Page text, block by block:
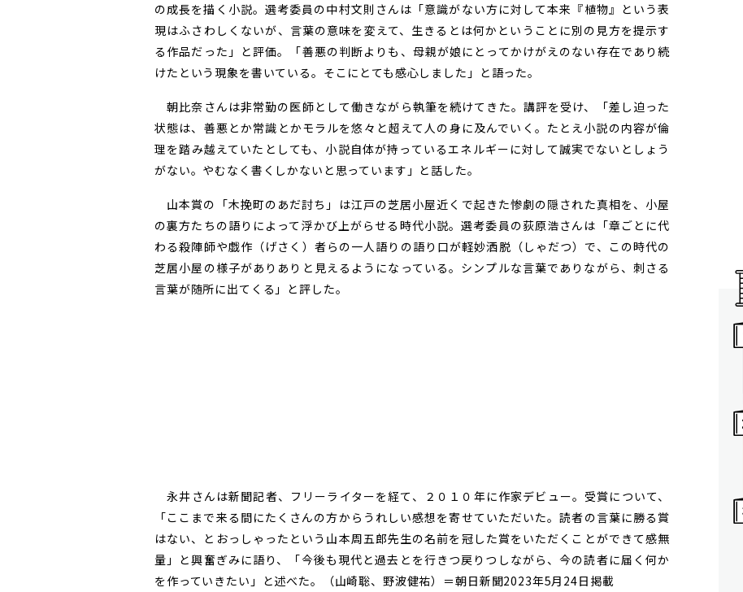
の成長を描く小説。選考委員の中村文則さんは「意識がない方に対して本来『植物』という表
現はふさわしくないが、言葉の意味を変えて、生きるとは何かということに別の見方を提示す
る作品だった」と評価。「善悪の判断よりも、母親が娘にとってかけがえのない存在であり続
けたという現象を書いている。そこにとても感心しました」と語った。
朝比奈さんは非常勤の医師として働きながら執筆を続けてきた。講評を受け、「差し迫った
状態は、善悪とか常識とかモラルを悠々と超えて人の身に及んでいく。たとえ小説の内容が倫
理を踏み越えていたとしても、小説自体が持っているエネルギーに対して誠実でないとしょう
がない。やむなく書くしかないと思っています」と話した。
山本賞の「木挽町のあだ討ち」は江戸の芝居小屋近くで起きた惨劇の隠された真相を、小屋
の裏方たちの語りによって浮かび上がらせる時代小説。選考委員の荻原浩さんは「章ごとに代
わる殺陣師や戯作（げさく）者らの一人語りの語り口が軽妙洒脱（しゃだつ）で、この時代の
芝居小屋の様子がありありと見えるようになっている。シンプルな言葉でありながら、刺さる
言葉が随所に出てくる」と評した。
永井さんは新聞記者、フリーライターを経て、２０１０年に作家デビュー。受賞について、
「ここまで来る間にたくさんの方からうれしい感想を寄せていただいた。読者の言葉に勝る賞
はない、とおっしゃったという山本周五郎先生の名前を冠した賞をいただくことができて感無
量」と興奮ぎみに語り、「今後も現代と過去とを行きつ戻りつしながら、今の読者に届く何か
を作っていきたい」と述べた。（山崎聡、野波健祐）＝朝日新聞2023年5月24日掲載